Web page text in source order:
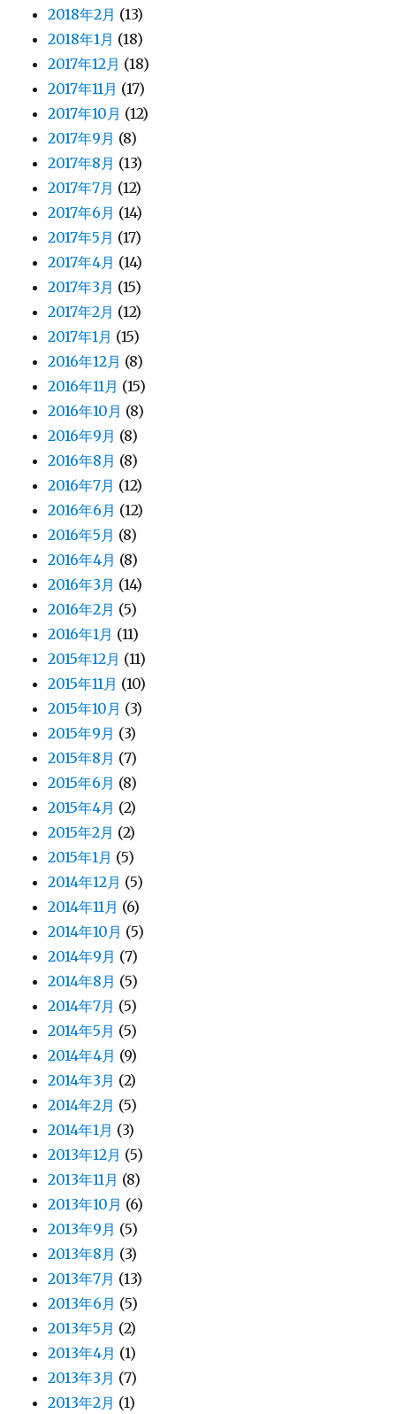
2018年2月 (13)
2018年1月 (18)
2017年12月 (18)
2017年11月 (17)
2017年10月 (12)
2017年9月 (8)
2017年8月 (13)
2017年7月 (12)
2017年6月 (14)
2017年5月 (17)
2017年4月 (14)
2017年3月 (15)
2017年2月 (12)
2017年1月 (15)
2016年12月 (8)
2016年11月 (15)
2016年10月 (8)
2016年9月 (8)
2016年8月 (8)
2016年7月 (12)
2016年6月 (12)
2016年5月 (8)
2016年4月 (8)
2016年3月 (14)
2016年2月 (5)
2016年1月 (11)
2015年12月 (11)
2015年11月 (10)
2015年10月 (3)
2015年9月 (3)
2015年8月 (7)
2015年6月 (8)
2015年4月 (2)
2015年2月 (2)
2015年1月 (5)
2014年12月 (5)
2014年11月 (6)
2014年10月 (5)
2014年9月 (7)
2014年8月 (5)
2014年7月 (5)
2014年5月 (5)
2014年4月 (9)
2014年3月 (2)
2014年2月 (5)
2014年1月 (3)
2013年12月 (5)
2013年11月 (8)
2013年10月 (6)
2013年9月 (5)
2013年8月 (3)
2013年7月 (13)
2013年6月 (5)
2013年5月 (2)
2013年4月 (1)
2013年3月 (7)
2013年2月 (1)